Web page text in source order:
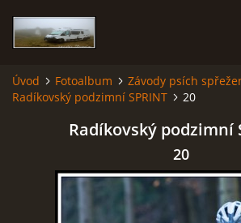
KARAVANEM PO EVROPĚ
Úvod Fotoalbum
Závody psích
Radíkovský podzimní SPRINT
20
Radíkovský podzimní
20